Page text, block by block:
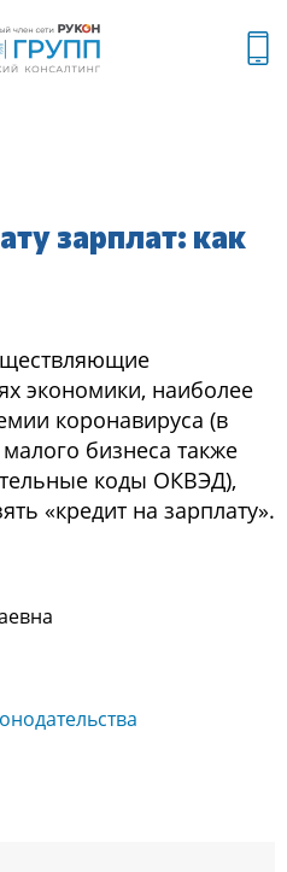
зарплат: как
экономики, наиболее
коронавируса (в
бизнеса также
коды ОКВЭД),
«кредит на зарплату».